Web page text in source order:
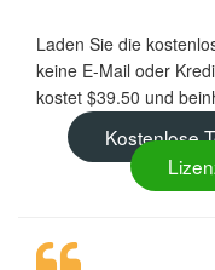
Laden Sie die
keine E-Mail oder
kostet $39.50 und
Kostenlose